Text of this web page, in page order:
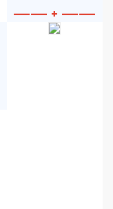
—— + ——